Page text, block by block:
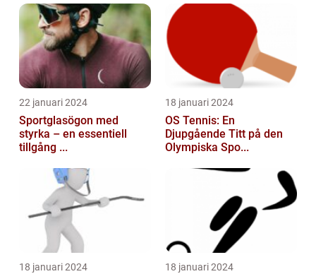
22 januari 2024
Sportglasögon med
styrka – en essentiell
tillgång ...
18 januari 2024
OS Tennis: En
Djupgående Titt på den
Olympiska Spo...
18 januari 2024 18 januari 2024